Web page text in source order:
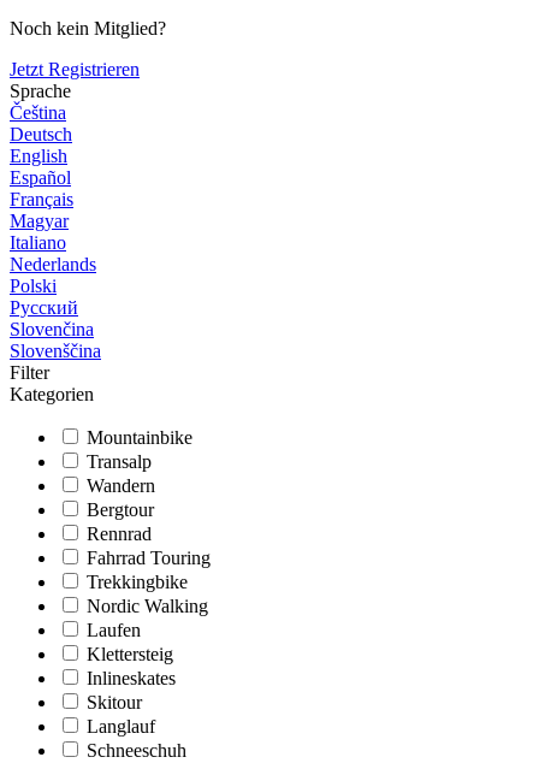
Noch kein Mitglied?
Jetzt Registrieren
Sprache
Čeština
Deutsch
English
Español
Français
Magyar
Italiano
Nederlands
Polski
Русский
Slovenčina
Slovenščina
Filter
Kategorien
Mountainbike
Transalp
Wandern
Bergtour
Rennrad
Fahrrad Touring
Trekkingbike
Nordic Walking
Laufen
Klettersteig
Inlineskates
Skitour
Langlauf
Schneeschuh